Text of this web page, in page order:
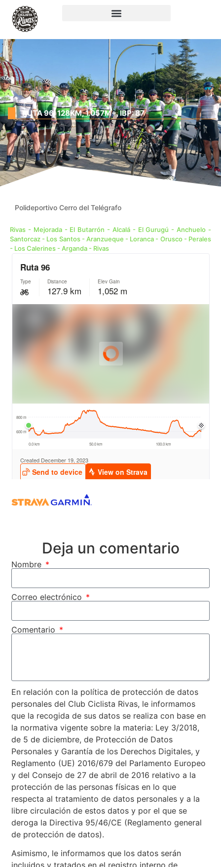
RUTA 96: 128KM, 1.057M+, IBP: 87
Polideportivo Cerro del Telégrafo
Rivas - Mejorada - El Butarrón - Alcalá - El Gurugú - Anchuelo -
Santorcaz - Los Santos - Aranzueque - Loranca - Orusco - Perales
- Los Calerines - Arganda - Rivas
Deja un comentario
Nombre
Correo electrónico
Comentario
En relación con la política de protección de datos
personales del Club Ciclista Rivas, le informamos
que la recogida de sus datos se realiza con base en
la normativa vigente sobre la materia: Ley 3/2018,
de 5 de diciembre, de Protección de Datos
Personales y Garantía de los Derechos Digitales, y
Reglamento (UE) 2016/679 del Parlamento Europeo
y del Consejo de 27 de abril de 2016 relativo a la
protección de las personas físicas en lo que
respecta al tratamiento de datos personales y a la
libre circulación de estos datos y por el que se
deroga la Directiva 95/46/CE (Reglamento general
de protección de datos).
Asimismo, le informamos que los datos serán
incluidos y tratados en el registro interno de